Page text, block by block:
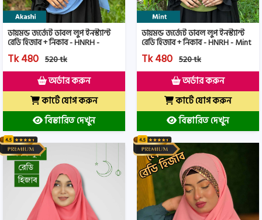
ডায়মন্ড জর্জেট ডাবল লুপ ইনস্ট্যান্ট
রেডি হিজাব + নিকাব - HNRH -
Akashi Color
Tk 480 520 tk
অর্ডার করুন
কার্টে যোগ করুন
বিস্তারিত দেখুন
ডায়মন্ড জর্জেট ডাবল লুপ ইনস্ট্যান্ট
রেডি হিজাব + নিকাব - HNRH - Mint
Color
Tk 480 520 tk
অর্ডার করুন
কার্টে যোগ করুন
বিস্তারিত দেখুন